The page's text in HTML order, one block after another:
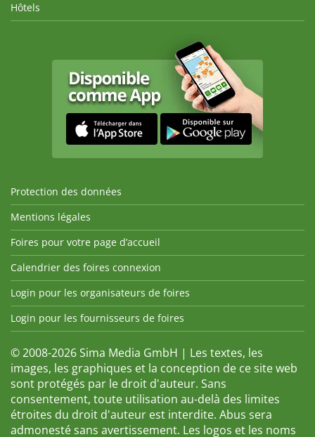
Hôtels
Protection des données
Mentions légales
Foires pour votre page d’accueil
Calendrier des foires connexion
Login pour les organisateurs de foires
Login pour les fournisseurs de foires
© 2008-2026 Sima Media GmbH | Les textes, les
images, les graphiques et la conception de ce site web
sont protégés par le droit d'auteur. Sans
consentement, toute utilisation au-delà des limites
étroites du droit d'auteur est interdite. Abus sera
admonesté sans avertissement. Les logos et les noms